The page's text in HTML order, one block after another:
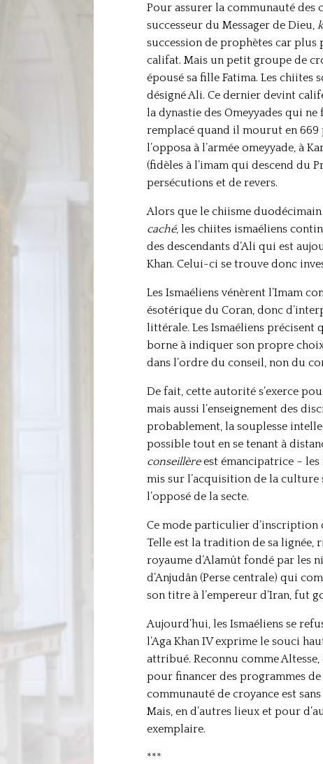
Pour assurer la communauté des
successeur du Messager de Dieu,
succession de prophètes car
califat. Mais un petit groupe de
épousé sa fille Fatima. Les chiites
désigné Ali. Ce dernier devint
la dynastie des Omeyyades qui
remplacé quand il mourut en 669
l’opposa à l’armée omeyyade, à
(fidèles à l’imam qui descend du
persécutions et de revers.
Alors que le chiisme
caché, les chiites ismaéliens
des descendants d’Ali qui est
Khan. Celui-ci se trouve donc
Les Ismaéliens vénèrent l’Imam
ésotérique du Coran, donc
littérale. Les Ismaéliens précisent
borne à indiquer son propre choix
dans l’ordre du conseil, non du
De fait, cette autorité s’exerce
mais aussi l’enseignement des
probablement, la souplesse
possible tout en se tenant à
conseillèreest émancipatrice – les
mis sur l’acquisition de la
l’opposé de la secte.
Ce mode particulier d’inscription
Telle est la tradition de sa lignée,
royaume d’Alamût fondé par les
d’Anjudân (Perse centrale) qui
son titre à l’empereur d’Iran, fut
Aujourd’hui, les Ismaéliens se
l’Aga Khan IV exprime le souci
attribué. Reconnu comme
pour financer des programmes
communauté de croyance est
Mais, en d’autres lieux et pour
exemplaire.
***